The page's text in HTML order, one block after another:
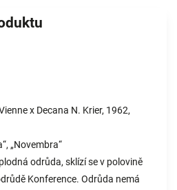
x Decana N. Krier, 1962,
„Novembra“
odrůda, sklízí se v polovině
Konference. Odrůda nemá